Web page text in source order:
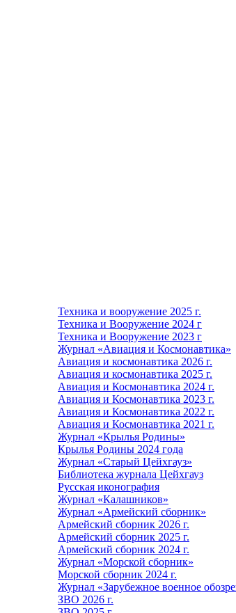
Техника и вооружение 2025 г.
Техника и Вооружение 2024 г
Техника и Вооружение 2023 г
Журнал «Авиация и Космонавтика»
Авиация и космонавтика 2026 г.
Авиация и космонавтика 2025 г.
Авиация и Космонавтика 2024 г.
Авиация и Космонавтика 2023 г.
Авиация и Космонавтика 2022 г.
Авиация и Космонавтика 2021 г.
Журнал «Крылья Родины»
Крылья Родины 2024 года
Журнал «Старый Цейхгауз»
Библиотека журнала Цейхгауз
Русская иконография
Журнал «Калашников»
Журнал «Армейский сборник»
Армейский сборник 2026 г.
Армейский сборник 2025 г.
Армейский сборник 2024 г.
Журнал «Морской сборник»
Морской сборник 2024 г.
Журнал «Зарубежное военное
ЗВО 2026 г.